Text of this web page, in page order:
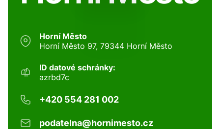
Horní Město
Horní Město 97, 79344 Horní Město
ID datové schránky:
azrbd7c
+420 554 281 002
podatelna@hornimesto.cz